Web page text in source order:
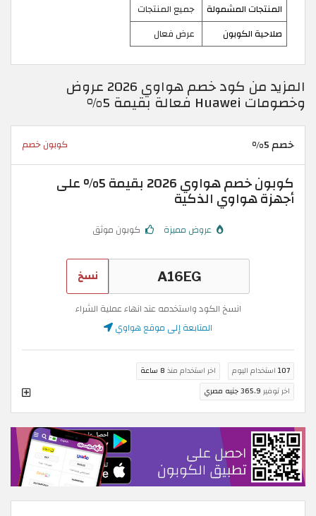
المنتجات المشمولة
جميع المنتجات
صلاحية الكوبون
عرض فعال
المزيد من كود خصم هواوي 2026 عروض
وخصومات Huawei فعالة بقيمة 5%
خصم 5% كوبون خصم
كوبون خصم هواوي 2026 بقيمة 5% على
أجهزة هواوي الذكية
عروض مميزة كوبون موثق
نسخ
انسخ الكود واستخدمه عند انهاء عملية الشراء
المتابعة إلى موقع هواوي
107 استخدام اليوم اخر استخدام منذ 8 ساعة
اخر توفير 365.9 جنيه مصري